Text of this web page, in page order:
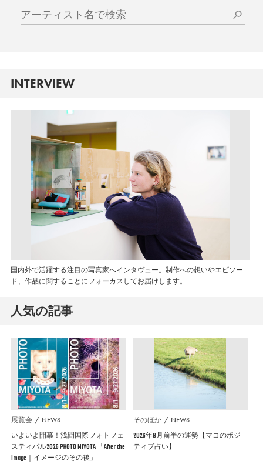
INTERVIEW
国内外で活躍する注目の写真家へインタヴュー。制作への想いやエピソー
ド、作品に関することにフォーカスしてお届けします。
人気の記事
展覧会 NEWS
いよいよ開幕！浅間国際フォトフェ
スティバル2026 PHOTO MIYOTA 「After the
Image｜イメージのその後」
そのほか NEWS
2026年8月前半の運勢【マコのポジ
ティブ占い】